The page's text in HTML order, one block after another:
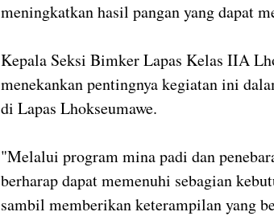
meningkatkan hasil pangan yang dapat
Kepala Seksi Bimker Lapas Kelas IIA
menekankan pentingnya kegiatan ini
di Lapas Lhokseumawe.
"Melalui program mina padi dan
berharap dapat memenuhi sebagian
sambil memberikan keterampilan yang